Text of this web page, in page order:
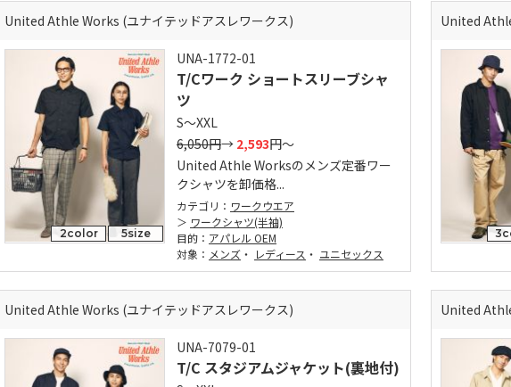
United Athle Works (ユナイテッドアスレワークス)
2color 5size
UNA-1772-01
T/Cワーク ショートスリーブシャ
ツ
S～XXL
6,050円→ 2,593円～
United Athle Worksのメンズ定番ワー
クシャツを卸価格...
カテゴリ： ワークウエア
ワークシャツ(半袖)
目的： アパレル OEM
対象： メンズ ・ レディース ・ ユニセックス
United
United Athle Works (ユナイテッドアスレワークス)
UNA-7079-01
T/C スタジアムジャケット(裏地付)
United